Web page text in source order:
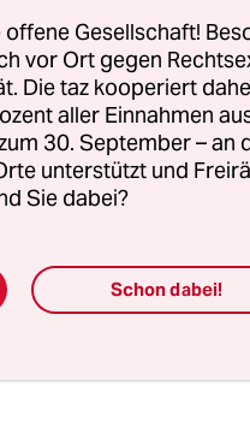
die im
am Leipziger
nicht bezahlt
wahrscheinlich
vor dem
Gesellschaft!
vor Ort gegen
Die taz kooperiert
aller Einnahmen
30. September – an
unterstützt und
Sie dabei?
Schon dabei!